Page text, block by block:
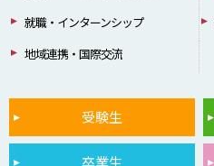
就職・インターンシップ
地域連携・国際交流
受験生
卒業生